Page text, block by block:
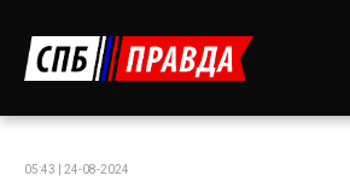
05:43 | 24-08-2024